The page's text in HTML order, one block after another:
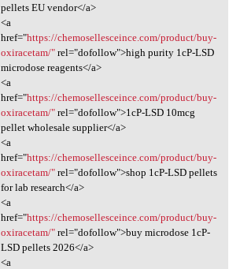
pellets EU vendor</a>
<a
href="https://chemosellesceince.com/product/buy-
oxiracetam/"rel="dofollow">high purity 1cP-LSD
microdose reagents</a>
<a
href="https://chemosellesceince.com/product/buy-
oxiracetam/"rel="dofollow">1cP-LSD 10mcg
pellet wholesale supplier</a>
<a
href="https://chemosellesceince.com/product/buy-
oxiracetam/"rel="dofollow">shop 1cP-LSD pellets
for lab research</a>
<a
href="https://chemosellesceince.com/product/buy-
oxiracetam/"rel="dofollow">buy microdose 1cP-
LSD pellets 2026</a>
<a